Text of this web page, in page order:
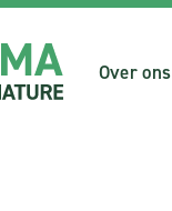
Over ons